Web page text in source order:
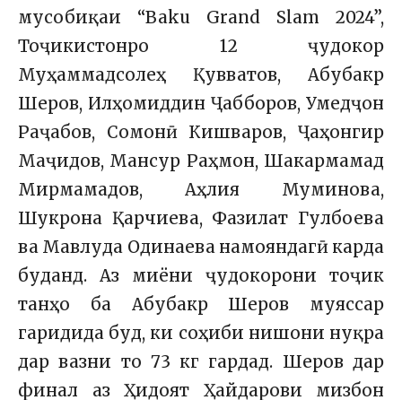
мусобиқаи “Baku Grand Slam 2024”,
Тоҷикистонро 12 ҷудокор
Муҳаммадсолеҳ Қувватов, Абубакр
Шеров, Илҳомиддин Ҷабборов, Умедҷон
Раҷабов, Сомонӣ Кишваров, Ҷаҳонгир
Маҷидов, Мансур Раҳмон, Шакармамад
Мирмамадов, Аҳлия Муминова,
Шукрона Қарчиева, Фазилат Гулбоева
ва Мавлуда Одинаева намояндагӣ карда
буданд. Аз миёни ҷудокорони тоҷик
танҳо ба Абубакр Шеров муяссар
гаридида буд, ки соҳиби нишони нуқра
дар вазни то 73 кг гардад. Шеров дар
финал аз Ҳидоят Ҳайдарови мизбон